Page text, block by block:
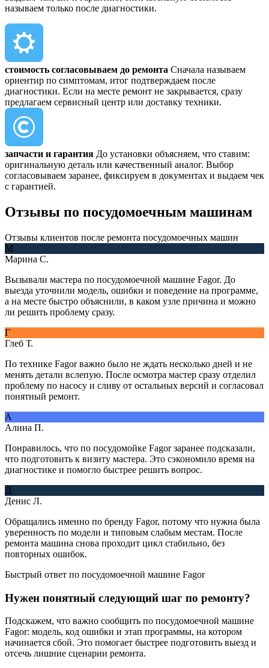
называем только после диагностики.
стоимость согласовываем до ремонта Сначала называем
ориентир по симптомам, итог подтверждаем после
диагностики. Если на месте ремонт не закрывается, сразу
предлагаем сервисный центр или доставку техники.
запчасти и гарантия До установки объясняем, что ставим:
оригинальную деталь или качественный аналог. Выбор
согласовываем заранее, фиксируем в документах и выдаем чек
с гарантией.
Отзывы по посудомоечным машинам
Отзывы клиентов после ремонта посудомоечных машин
М
Марина С.
Вызывали мастера по посудомоечной машине Fagor. До
выезда уточнили модель, ошибки и поведение на программе,
а на месте быстро объяснили, в каком узле причина и можно
ли решить проблему сразу.
Г
Глеб Т.
По технике Fagor важно было не ждать несколько дней и не
менять детали вслепую. После осмотра мастер сразу отделил
проблему по насосу и сливу от остальных версий и согласовал
понятный ремонт.
А
Алина П.
Понравилось, что по посудомойке Fagor заранее подсказали,
что подготовить к визиту мастера. Это сэкономило время на
диагностике и помогло быстрее решить вопрос.
Д
Денис Л.
Обращались именно по бренду Fagor, потому что нужна была
уверенность по модели и типовым слабым местам. После
ремонта машина снова проходит цикл стабильно, без
повторных ошибок.
Быстрый ответ по посудомоечной машине Fagor
Нужен понятный следующий шаг по ремонту?
Подскажем, что важно сообщить по посудомоечной машине
Fagor: модель, код ошибки и этап программы, на котором
начинается сбой. Это помогает быстрее подготовить выезд и
отсечь лишние сценарии ремонта.